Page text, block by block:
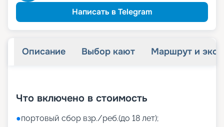
Написать в Telegram
Описание Выбор кают Маршрут и
Что включено в стоимость
●портовый сбор взр./реб.(до 18 лет);